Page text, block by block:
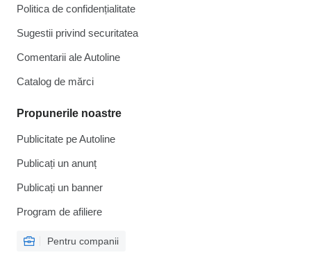
Politica de confidențialitate
Sugestii privind securitatea
Comentarii ale Autoline
Catalog de mărcі
Propunerile noastre
Publicitate pe Autoline
Publicați un anunț
Publicați un banner
Program de afiliere
Pentru companii